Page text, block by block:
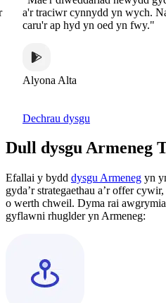
a'r traciwr cynnydd yn wych.
caru'r ap hyd yn oed yn fwy."
Alyona Alta
Dechrau dysgu
Dull dysgu Armeneg
Efallai y bydd dysgu Armeneg yn
gyda’r strategaethau a’r offer
o werth chweil. Dyma rai
gyflawni rhuglder yn Armeneg: